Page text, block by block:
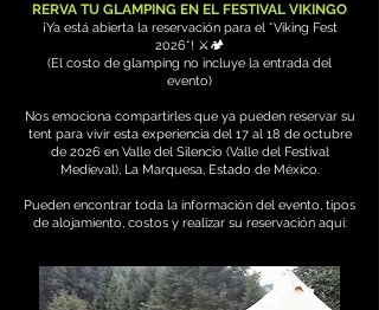
RERVA TU GLAMPING EN EL FESTIVAL VIKINGO
¡Ya está abierta la reservación para el *Viking Fest
2026*! ⚔️🏕️
(El costo de glamping no incluye la entrada del
evento)
Nos emociona compartirles que ya pueden reservar su
tent para vivir esta experiencia del 17 al 18 de octubre
de 2026 en Valle del Silencio (Valle del Festival
Medieval), La Marquesa, Estado de México.
Pueden encontrar toda la información del evento, tipos
de alojamiento, costos y realizar su reservación aquí: